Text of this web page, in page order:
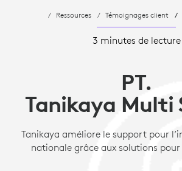
TANIKAYA
AMÉLIORE
SUPPORT
POUR
L’INDUSTRIE
AGRICOLE
Ressources Témoignages client
3 minutes de lecture
PT.
Tanikaya Multi
Tanikaya améliore le support pour
nationale grâce aux solutions